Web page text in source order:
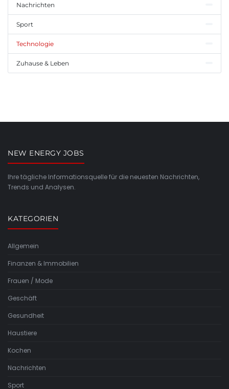
Nachrichten
Sport
Technologie
Zuhause & Leben
NEW ENERGY JOBS
Ihre tägliche Informationsquelle für die neuesten Nachrichten,
Trends und Analysen.
KATEGORIEN
Allgemein
Finanzen & Immobilien
Frauen / Mode
Geschäft
Gesundheit
Haustiere
Kochen
Nachrichten
Sport